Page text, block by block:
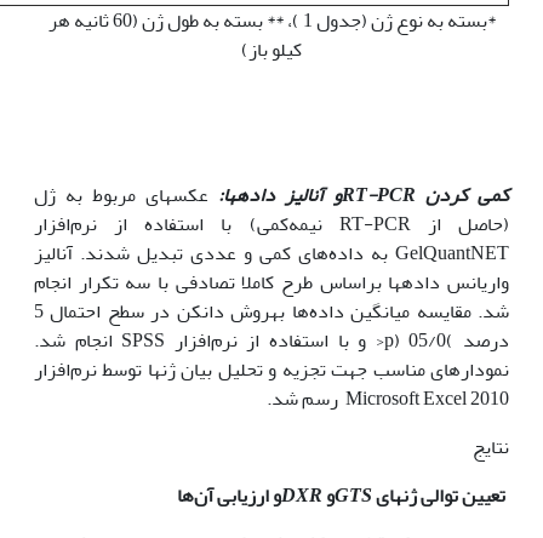
*بسته به نوع ژن (جدول 1 )، ** بسته به طول ژن (60 ثانیه هر
کیلو باز)
کمی کردن RT-PCRو آنالیز داده­ها: عکس‏های‌­ مربوط به ژل
(حاصل از RT-PCR نیمه‌کمی) با استفاده از نرم‌افزار
GelQuantNET به داده‌های کمی و عددی تبدیل شدند. آنالیز
واریانس داده‏ها براساس طرح کاملا تصادفی با سه تکرار انجام
شد. مقایسه میانگین داده‌ها به‏روش دانکن در سطح احتمال 5
درصد )05/0 (p< و با استفاده از نرم‌افزار SPSS انجام شد.
نمودار­های مناسب جهت تجزیه و تحلیل بیان ژن‏ها توسط نرم‌افزار
Microsoft Excel 2010 رسم شد.
نتایج
تعیین توالی ژن‏هایGTSوDXRو ارزیابی آن‌ها